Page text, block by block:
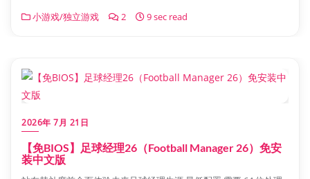
小游戏/独立游戏 2 9 sec read
2026年 7月 21日
【免BIOS】足球经理26（Football Manager 26）免安
装中文版